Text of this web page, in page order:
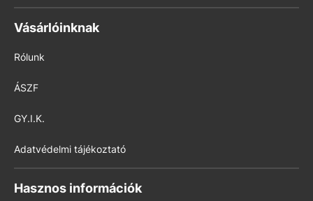
Vásárlóinknak
Rólunk
ÁSZF
GY.I.K.
Adatvédelmi tájékoztató
Hasznos információk